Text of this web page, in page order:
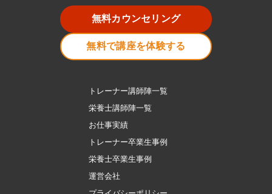
無料カウンセリング
無料で講座を体験する
トレーナー講師陣一覧
栄養士講師陣一覧
お仕事実績
トレーナー卒業生事例
栄養士卒業生事例
運営会社